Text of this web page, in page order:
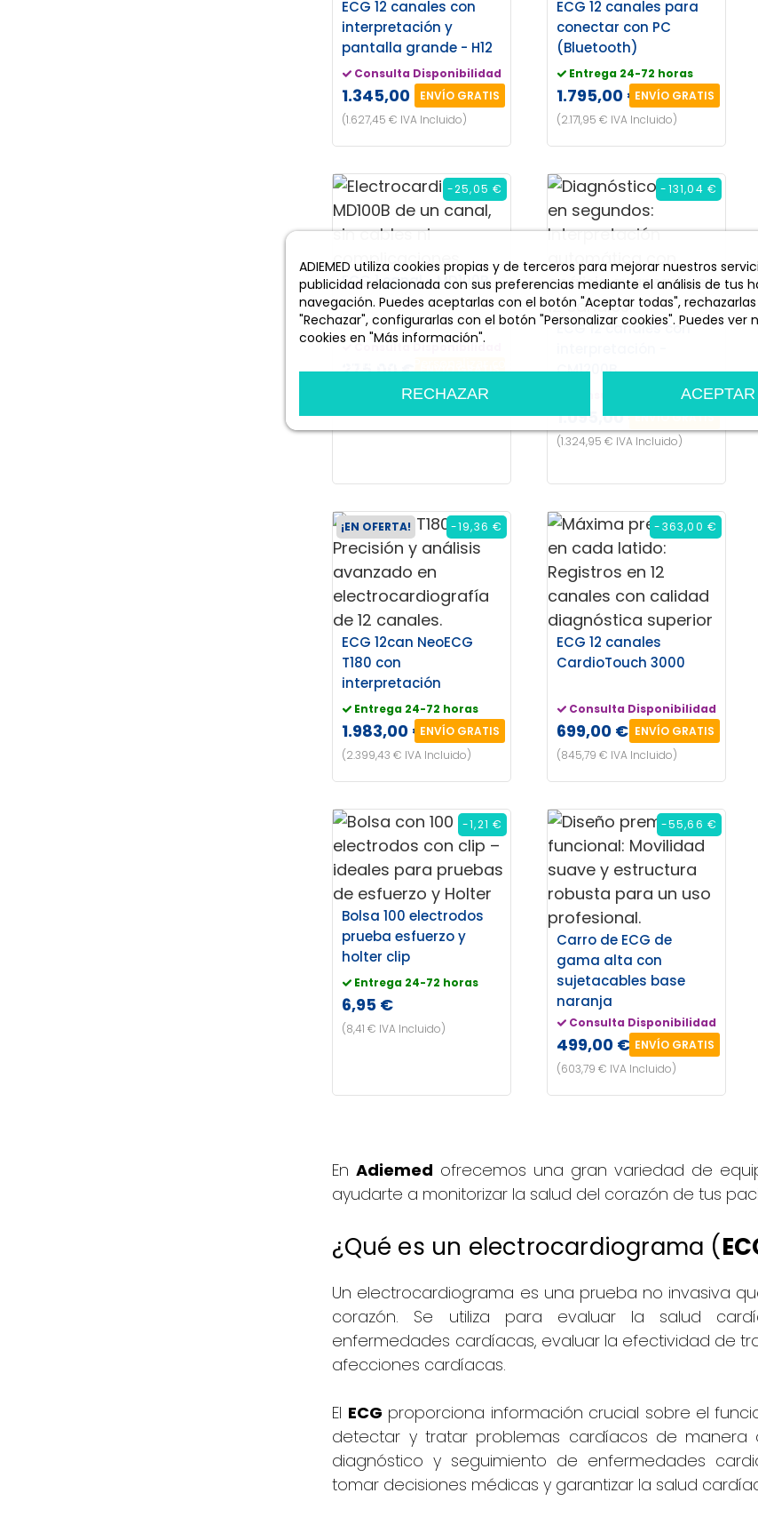
ADIEMED utiliza cookies propias y de terceros para mejorar nuestros
publicidad relacionada con sus preferencias mediante el análisis de tus
navegación. Puedes aceptarlas con el botón "Aceptar todas",
"Rechazar", configurarlas con el botón "Personalizar cookies". Puedes ver
cookies en "Más información".
RECHAZAR
ECG 12 canales con
interpretación y
pantalla grande - H12
Consulta Disponibilidad
1.345,00 €ENVÍO GRATIS
(1.627,45 € IVA Incluido)
ECG 12 canales para
conectar con PC
(Bluetooth)
Entrega 24-72 horas
1.795,00 €ENVÍO GRATIS
(2.171,95 € IVA Incluido)
ECG 1 canal - MD100B
Consulta Disponibilidad
275,00 € ENVÍO GRATIS
(332,75 € IVA Incluido)
-25,05 €
ECG 12 canales con
CM1200B
Consulta Disponibilidad
1.095,00 €ENVÍO GRATIS
(1.324,95 € IVA Incluido)
-131,04 €
ECG 12can NeoECG
T180 con
interpretación
Entrega 24-72 horas
1.983,00 €ENVÍO GRATIS
(2.399,43 € IVA Incluido)
¡EN OFERTA! -19,36 €
ECG 12 canales
CardioTouch 3000
Consulta Disponibilidad
699,00 € ENVÍO GRATIS
(845,79 € IVA Incluido)
-363,00 €
Bolsa 100 electrodos
prueba esfuerzo y
holter clip
Entrega 24-72 horas
6,95 €
(8,41 € IVA Incluido)
-1,21 €
Carro de ECG de
gama alta con
sujetacables base
naranja
Consulta Disponibilidad
499,00 € ENVÍO GRATIS
(603,79 € IVA Incluido)
-55,66 €
EnAdiemed ofrecemos una gran variedad de
ayudarte a monitorizar la salud del corazón de tus
¿Qué es un electrocardiograma (
Un electrocardiograma es una prueba no invasiva
corazón. Se utiliza para evaluar la salud
enfermedades cardíacas, evaluar la efectividad de
afecciones cardíacas.
El ECG proporciona información crucial sobre el
detectar y tratar problemas cardíacos de manera
diagnóstico y seguimiento de enfermedades
tomar decisiones médicas y garantizar la salud